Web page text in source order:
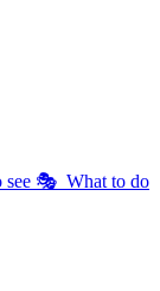
🎭 What to do